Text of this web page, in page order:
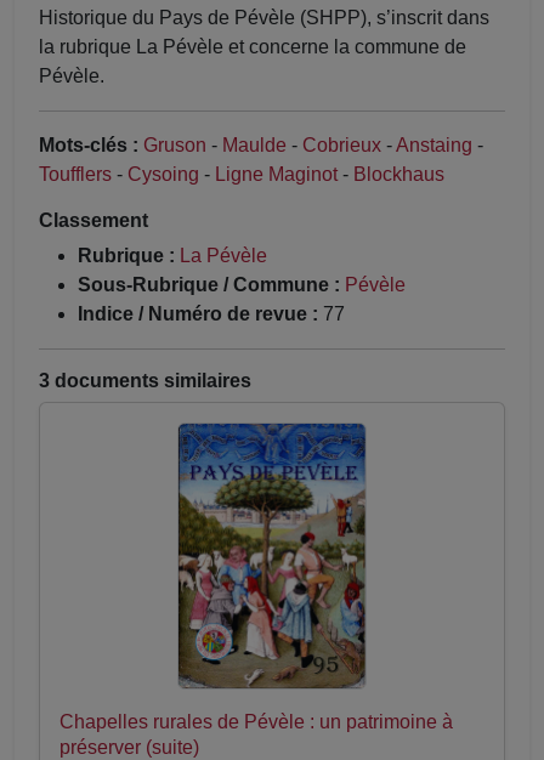
Historique du Pays de Pévèle (SHPP), s’inscrit dans
la rubrique La Pévèle et concerne la commune de
Pévèle.
Mots-clés : Gruson - Maulde - Cobrieux -Anstaing -
Toufflers - Cysoing - Ligne Maginot - Blockhaus
Classement
Rubrique : La Pévèle
Sous-Rubrique / Commune : Pévèle
Indice / Numéro de revue : 77
3 documents similaires
Chapelles rurales de Pévèle : un patrimoine à
préserver (suite)